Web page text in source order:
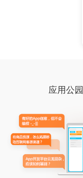
应用公